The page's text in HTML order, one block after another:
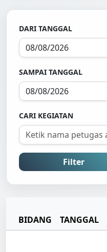
DARI TANGGAL
SAMPAI TANGGAL
CARI KEGIATAN
Filter
BIDANG TANGGAL